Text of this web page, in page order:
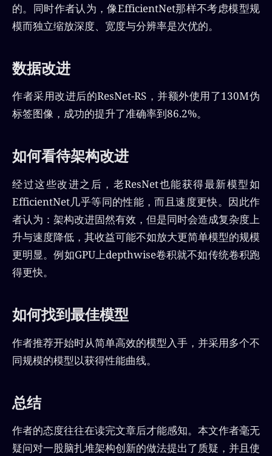
的。同时作者认为，像EfficientNet那样不考虑模型规
模而独立缩放深度、宽度与分辨率是次优的。
数据改进
作者采用改进后的ResNet-RS，并额外使用了130M伪
标签图像，成功的提升了准确率到86.2%。
如何看待架构改进
经过这些改进之后，老ResNet也能获得最新模型如
EfficientNet几乎等同的性能，而且速度更快。因此作
者认为：架构改进固然有效，但是同时会造成复杂度上
升与速度降低，其收益可能不如放大更简单模型的规模
更明显。例如GPU上depthwise卷积就不如传统卷积跑
得更快。
如何找到最佳模型
作者推荐开始时从简单高效的模型入手，并采用多个不
同规模的模型以获得性能曲线。
总结
作者的态度往往在读完文章后才能感知。本文作者毫无
疑问对一股脑扎堆架构创新的做法提出了质疑，并且使